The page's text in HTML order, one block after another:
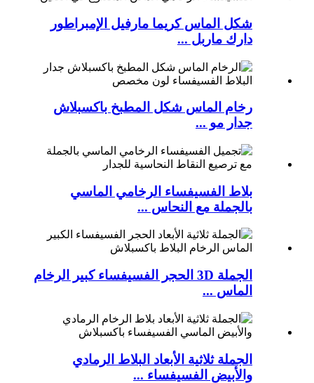
شكل الماس كريما مارفيل الإمبراطور
دارك ماربل ...
رخام الماس شكل المطبخ باكسبلاش
جدار مو ...
بلاط الفسيفساء الرخامي الماسي
بالجملة مع النحاس ...
الجملة 3D الحجر الفسيفساء كبير الرخام
الماس ...
الجملة ثلاثية الأبعاد البلاط الرمادي
والأبيض الفسيفساء ...